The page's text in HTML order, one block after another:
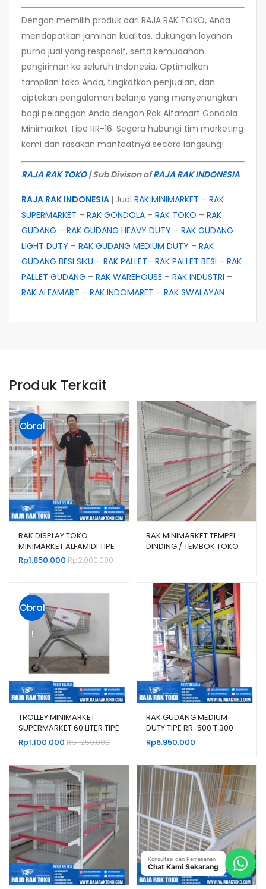
Dengan memilih produk dari RAJA RAK TOKO, Anda
mendapatkan jaminan kualitas, dukungan layanan
purna jual yang responsif, serta kemudahan
pengiriman ke seluruh Indonesia. Optimalkan
tampilan toko Anda, tingkatkan penjualan, dan
ciptakan pengalaman belanja yang menyenangkan
bagi pelanggan Anda dengan Rak Alfamart Gondola
Minimarket Tipe RR-16. Segera hubungi tim marketing
kami dan rasakan manfaatnya secara langsung!
RAJA RAK TOKO| Sub Divison ofRAJA RAK INDONESIA
RAJA RAK INDONESIA | Jual RAK MINIMARKET – RAK
SUPERMARKET – RAK GONDOLA – RAK TOKO – RAK
GUDANG – RAK GUDANG HEAVY DUTY – RAK GUDANG
LIGHT DUTY – RAK GUDANG MEDIUM DUTY – RAK
GUDANG BESI SIKU – RAK PALLET– RAK PALLET BESI – RAK
PALLET GUDANG – RAK WAREHOUSE – RAK INDUSTRI –
RAK ALFAMART – RAK INDOMARET – RAK SWALAYAN
Produk Terkait
Obral
!
RAK DISPLAY TOKO
MINIMARKET ALFAMIDI TIPE
RR-18 RAJARAK
Rp1.850.000 Rp2.000.000
RAK MINIMARKET TEMPEL
DINDING / TEMBOK TOKO
Obral
!
TROLLEY MINIMARKET
SUPERMARKET 60 LITER TIPE
TS-60L RAJARAK
Rp1.100.000 Rp1.250.000
RAK GUDANG MEDIUM
DUTY TIPE RR-500 T.300
KAPASITAS 500 KG
Rp6.950.000
Konsultasi dan Pemesanan
Chat Kami Sekarang